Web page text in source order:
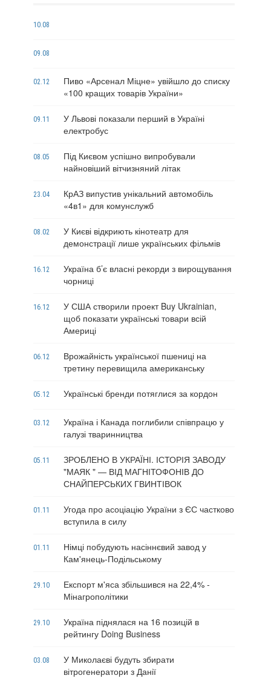
10.08
09.08
02.12
Пиво «Арсенал Міцне» увійшло до списку
«100 кращих товарів України»
09.11
У Львові показали перший в Україні
електробус
08.05
Під Києвом успішно випробували
найновіший вітчизняний літак
23.04
КрАЗ випустив унікальний автомобіль
«4в1» для комунслужб
08.02
У Києві відкриють кінотеатр для
демонстрації лише українських фільмів
16.12
Україна б’є власні рекорди з вирощування
чорниці
16.12
У США створили проект Buy Ukrainian,
щоб показати українські товари всій
Америці
06.12
Врожайність української пшениці на
третину перевищила американську
05.12 Українські бренди потяглися за кордон
03.12
Україна і Канада поглибили співпрацю у
галузі тваринництва
05.11
ЗРОБЛЕНО В УКРАЇНІ. ІСТОРІЯ ЗАВОДУ
"МАЯК " — ВІД МАГНІТОФОНІВ ДО
СНАЙПЕРСЬКИХ ГВИНТІВОК
01.11
Угода про асоціацію України з ЄС частково
вступила в силу
01.11
Німці побудують насіннєвий завод у
Кам'янець-Подільському
29.10
Експорт м'яса збільшився на 22,4% -
Мінагрополітики
29.10
Україна піднялася на 16 позицій в
рейтингу Doing Business
03.08
У Миколаєві будуть збирати
вітрогенератори з Данії